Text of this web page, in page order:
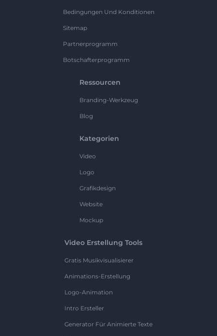
Bedingungen Und Konditionen
Sitemap
Partnerprogramm
Botschafterprogramm
Ressourcen
Branding-Werkzeug
Blog
Kategorien
Video
Logo
Grafikdesign
Website
Mockup
Video Erstellung Tools
Gratis Musikvisualisierer
Animations-Erstellung
Logo-Animation
Intro Ersteller
Generator Für Animierte Texte